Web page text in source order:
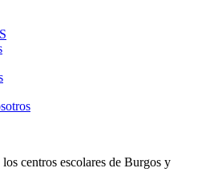
centros escolares de Burgos y